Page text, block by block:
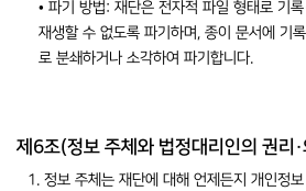
• 파기 방법: 재단은 전자적 파일 형태로 기
재생할 수 없도록 파기하며, 종이 문서에 기
로 분쇄하거나 소각하여 파기합니다.
제6조(정보 주체와 법정대리인의 권리
1. 정보 주체는 재단에 대해 언제든지 개인정보